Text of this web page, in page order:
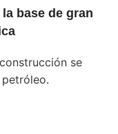
base de gran
se